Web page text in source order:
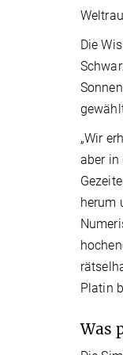
Die
„Wir
aber in
herum
Platin
Was